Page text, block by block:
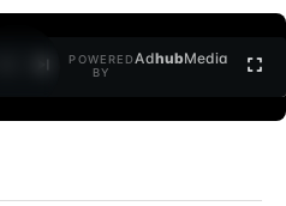
POWERED
BY
AdhubMedia